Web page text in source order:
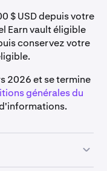
$ USD depuis votre
Earn vault éligible
conservez votre
2026 et se termine
générales du